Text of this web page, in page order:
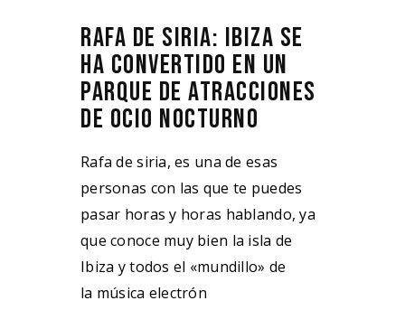
RAFA DE SIRIA: IBIZA SE
HA CONVERTIDO EN UN
PARQUE DE ATRACCIONES
DE OCIO NOCTURNO
Rafa de siria, es una de esas
personas con las que te puedes
pasar horas y horas hablando, ya
que conoce muy bien la isla de
Ibiza y todos el «mundillo» de
la música electrón